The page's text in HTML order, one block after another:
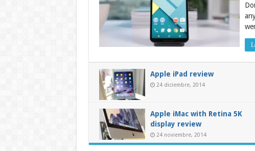
Apple iPad review
24 diciembre, 2014
Apple iMac with Retina 5K
display review
24 noviembre, 2014